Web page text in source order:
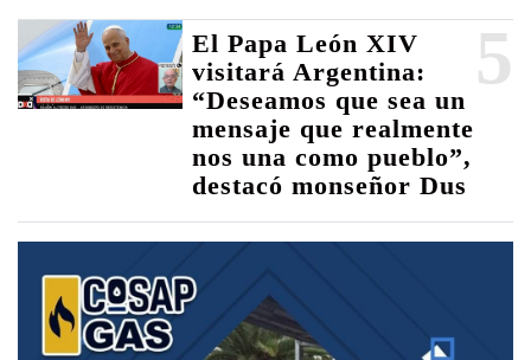
5
El Papa León XIV
visitará Argentina:
“Deseamos que sea un
mensaje que realmente
nos una como pueblo”,
destacó monseñor Dus